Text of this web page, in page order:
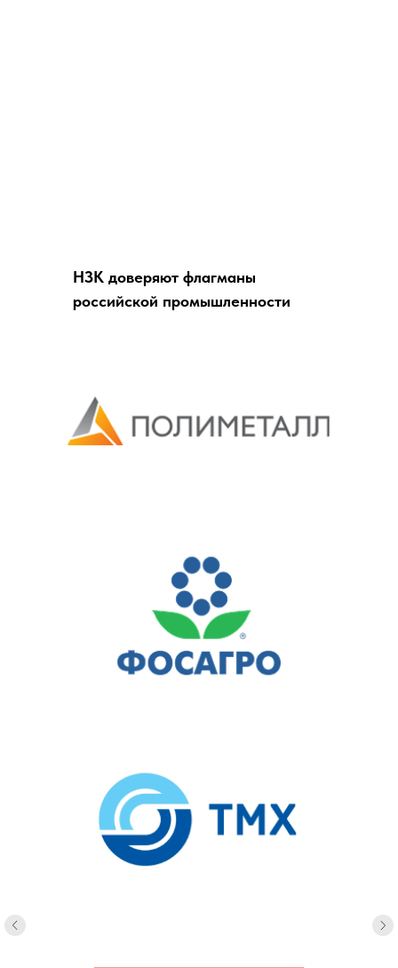
НЗК доверяют флагманы
российской промышленности